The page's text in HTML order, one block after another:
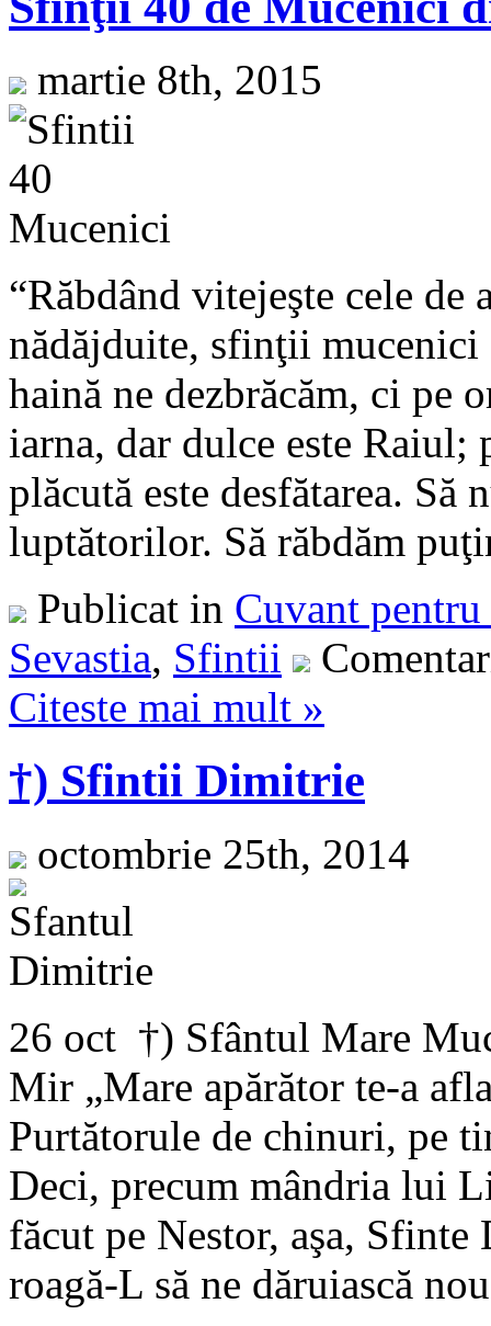
martie 8th, 2015
“Răbdând vitejeşte cele de
nădăjduite, sfinţii
haină ne dezbrăcăm, ci pe
iarna, dar dulce este Raiul;
plăcută este desfătarea. Să
luptătorilor. Să răbdăm
Publicat in Cuvant
Sevastia, Sfintii
Citeste mai mult »
†) Sfintii Dimitrie
octombrie 25th, 2014
26 oct †) Sfântul Mare
Mir „Mare apărător te-a
Purtătorule de chinuri, pe
Deci, precum mândria lui
făcut pe Nestor, aşa,
roagă-L să ne dăruiască